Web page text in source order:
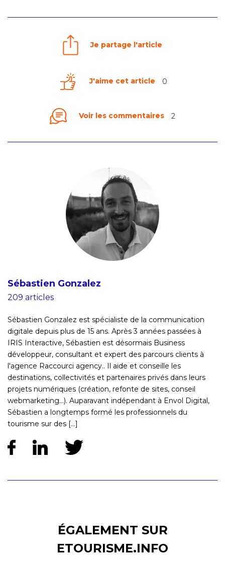
Je partage l'article
J'aime cet article 0
Voir les commentaires 2
Sébastien Gonzalez
209 articles
Sébastien Gonzalez est spécialiste de la communication
digitale depuis plus de 15 ans. Après 3 années passées à
IRIS Interactive, Sébastien est désormais Business
développeur, consultant et expert des parcours clients à
l'agence Raccourci agency.. Il aide et conseille les
destinations, collectivités et partenaires privés dans leurs
projets numériques (création, refonte de sites, conseil
webmarketing...). Auparavant indépendant à Envol Digital,
Sébastien a longtemps formé les professionnels du
tourisme sur des [...]
ÉGALEMENT SUR
ETOURISME.INFO